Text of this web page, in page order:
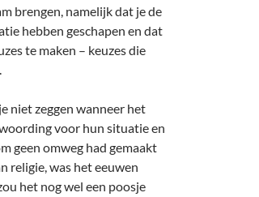
brengen, namelijk dat je de
hebben geschapen en dat
te maken – keuzes die
niet zeggen wanneer het
voor hun situatie en
geen omweg had gemaakt
religie, was het eeuwen
het nog wel een poosje